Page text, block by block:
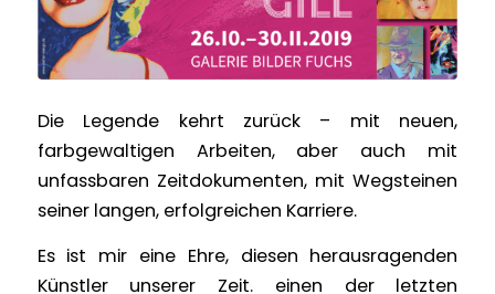
Die Legende kehrt zurück – mit neuen,
farbgewaltigen Arbeiten, aber auch mit
unfassbaren Zeitdokumenten, mit Wegsteinen
seiner langen, erfolgreichen Karriere.
Es ist mir eine Ehre, diesen herausragenden
Künstler unserer Zeit. einen der letzten